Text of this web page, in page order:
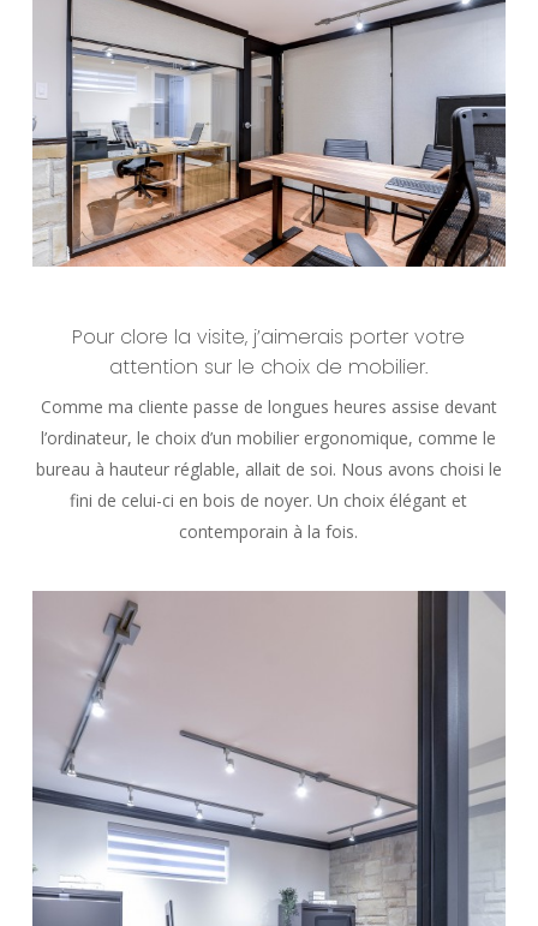
Pour clore la visite, j’aimerais porter votre
attention sur le choix de mobilier.
Comme ma cliente passe de longues heures assise devant
l’ordinateur, le choix d’un mobilier ergonomique, comme le
bureau à hauteur réglable, allait de soi. Nous avons choisi le
fini de celui-ci en bois de noyer. Un choix élégant et
contemporain à la fois.